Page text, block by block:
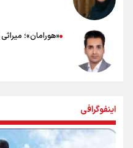
«هورامان»؛
رسانه ملی و حق
اینفوگرافی